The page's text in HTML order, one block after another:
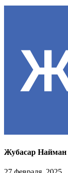
Жубасар Найман